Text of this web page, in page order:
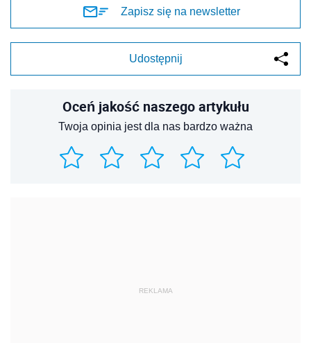
Zapisz się na newsletter
Udostępnij
Oceń jakość naszego artykułu
Twoja opinia jest dla nas bardzo ważna
REKLAMA